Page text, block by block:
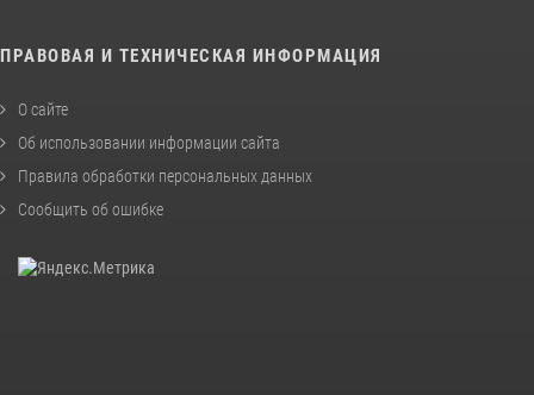
ПРАВОВАЯ И ТЕХНИЧЕСКАЯ ИНФОРМАЦИЯ
О сайте
Об использовании информации сайта
Правила обработки персональных данных
Сообщить об ошибке